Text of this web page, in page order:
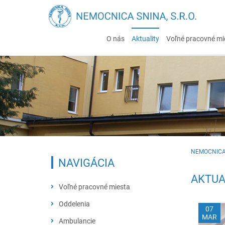
O nás Aktuality Voľné pracovné
07
MAR
NAVIGÁCIA
Voľné pracovné miesta
Oddelenia
Chirurgicko-traumatologické
Ambulancie